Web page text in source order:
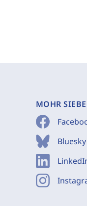
MOHR
Bluesky